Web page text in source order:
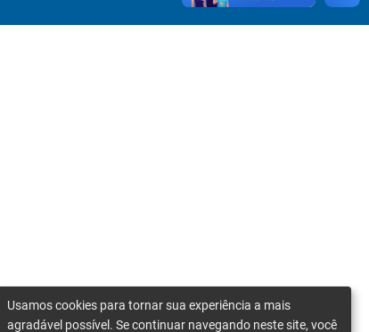
Usamos cookies para tornar sua experiência a mais
agradável possível. Se continuar navegando neste site, você